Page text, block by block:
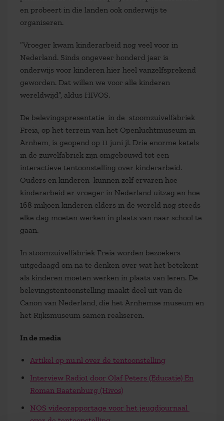
en probeert in die landen ook onderwijs te
organiseren.
”Vroeger kwam kinderarbeid nog veel voor in
Nederland. Sinds ongeveer honderd jaar is
onderwijs voor kinderen hier heel vanzelfsprekend
geworden. Dat willen we voor alle kinderen
wereldwijd”, aldus HIVOS.
De belevingspresentatie in de stoomzuivelfabriek
Freia, op het terrein van het Openluchtmuseum in
Arnhem, is geopend op 11 juni jl. Drie enorme ketels
in de zuivelfabriek zijn omgebouwd tot een
interactieve tentoonstelling over kinderarbeid.
Ouders en kinderen kunnen zelf ervaren hoe
kinderarbeid er vroeger in Nederland uitzag en hoe
168 miljoen kinderen elders in de wereld nog steeds
elke dag moeten werken in plaats van naar school te
gaan.
In stoomzuivelfabriek Freia worden bezoekers
uitgedaagd om na te denken over wat het betekent
als kinderen moeten werken in plaats van leren. De
belevingstentoonstelling maakt deel uit van de
Canon van Nederland, die het Arnhemse museum en
het Rijksmuseum samen realiseren.
In de media
Artikel op nu.nl over de tentoonstelling
Interview Radio1 door Olaf Peters (Educatie) En
Roman Baatenburg (Hivos)
NOS videorapportage voor het jeugdjournaal